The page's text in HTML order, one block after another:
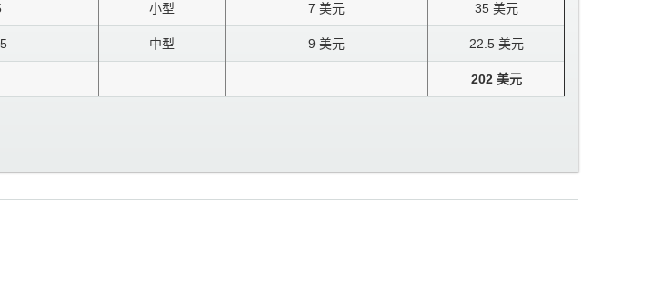
小型 7 美元 35 美元
中型 9 美元 22.5 美元
202 美元